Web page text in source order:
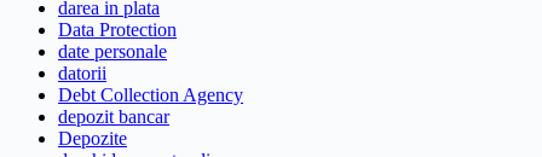
darea in plata
Data Protection
date personale
datorii
Debt Collection Agency
depozit bancar
Depozite